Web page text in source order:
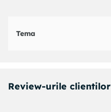
Tema
Review-urile clientilor